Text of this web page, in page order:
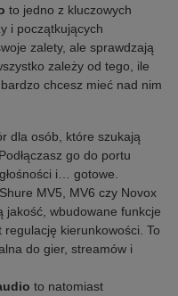
to jedno z kluczowych
i początkujących
zalety, ale sprawdzają
zależy od tego, ile
chcesz mieć nad nim
dla osób, które szukają
go do portu
i… gotowe.
MV5, MV6 czy Novox
jakość, wbudowane funkcje
kierunkowości. To
do gier, streamów i
to natomiast